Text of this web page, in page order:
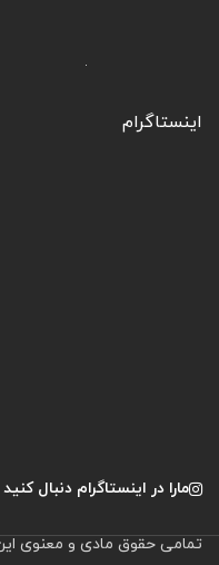
اینستاگرام
مارا در اینستاگرام دنبال کنید
تمامی حقوق مادی و معنوی